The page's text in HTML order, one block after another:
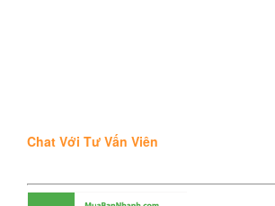
Chat Với Tư Vấn Viên